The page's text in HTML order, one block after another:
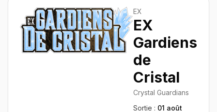
EX
EX
Gardiens
de
Cristal
Crystal Guardians
Sortie : 01 août